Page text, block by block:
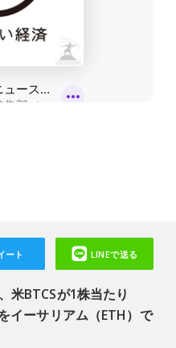
米BTCSが1株当たり
イーサリアム（ETH）で
ート LINEで送る